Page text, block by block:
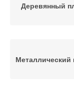
Деревянный
Металлический